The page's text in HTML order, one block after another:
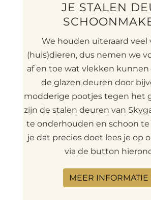
JE STALEN
We houden uiteraard veel
(huis)dieren, dus nemen we
af en toe wat vlekken
de glazen deuren door
modderige pootjes tegen het
zijn de stalen deuren van
te onderhouden en schoon te
je dat precies doet lees je op
via de button
MEER INFORMATIE